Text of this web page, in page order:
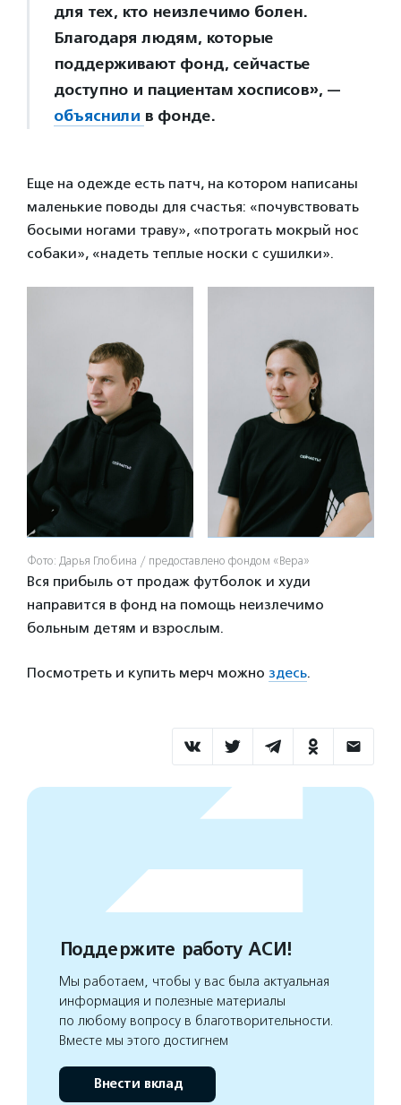
для тех, кто неизлечимо болен.
Благодаря людям, которые
поддерживают фонд, сейчастье
доступно и пациентам хосписов», —
объяснили в фонде.
Еще на одежде есть патч, на котором написаны
маленькие поводы для счастья: «почувствовать
босыми ногами траву», «потрогать мокрый нос
собаки», «надеть теплые носки с сушилки».
Фото: Дарья Глобина / предоставлено фондом «Вера»
Вся прибыль от продаж футболок и худи
направится в фонд на помощь неизлечимо
больным детям и взрослым.
Посмотреть и купить мерч можно здесь.
Поддержите работу АСИ!
Мы работаем, чтобы у вас была актуальная
информация и полезные материалы
по любому вопросу в благотворительности.
Вместе мы этого достигнем
Внести вклад